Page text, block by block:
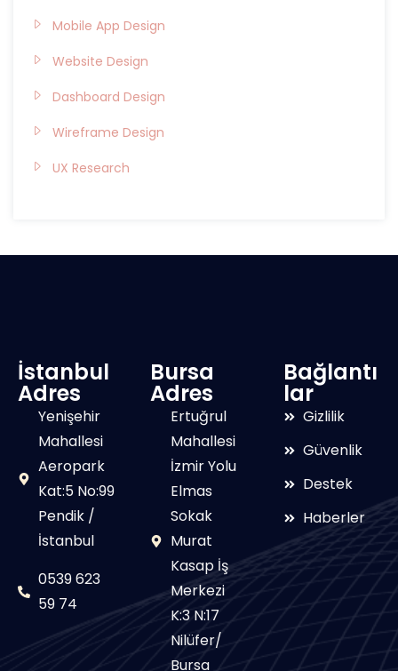
Mobile App Design
Website Design
Dashboard Design
Wireframe Design
UX Research
İstanbul
Adres
Yenişehir
Mahallesi
Aeropark
Kat:5 No:99
Pendik /
İstanbul
0539 623
59 74
Bursa
Adres
Ertuğrul
Mahallesi
İzmir Yolu
Elmas
Sokak
Murat
Kasap İş
Merkezi
K:3 N:17
Nilüfer/
Bursa
Bağlantı
lar
Gizlilik
Güvenlik
Destek
Haberler